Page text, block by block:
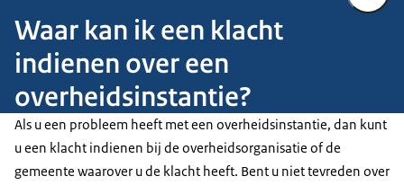
Waar kan ik een klacht
indienen over een
overheidsinstantie?
Als u een probleem heeft met een overheidsinstantie, dan kunt
u een klacht indienen bij de overheidsorganisatie of de
gemeente waarover u de klacht heeft. Bent u niet tevreden over